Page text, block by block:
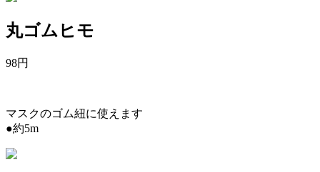
丸ゴムヒモ
98円
マスクのゴム紐に使えます
●約5m